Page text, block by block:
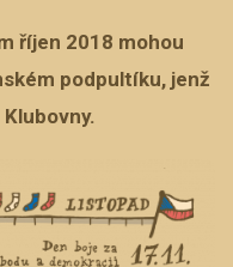
říjen 2018 mohou
podpultíku, jenž